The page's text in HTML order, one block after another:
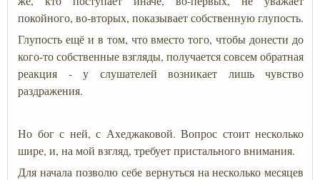
покойного, во-вторых, показывает собственную глупость.
Глупость ещё и в том, что вместо того, чтобы донести до
кого-то собственные взгляды, получается совсем обратная
реакция - у слушателей возникает лишь чувство
раздражения.
Но бог с ней, с Ахеджаковой. Вопрос стоит несколько
шире, и, на мой взгляд, требует пристального внимания.
Для начала позволю себе вернуться на несколько месяцев